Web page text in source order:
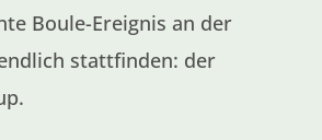
Boule-Ereignis an der
stattfinden: der